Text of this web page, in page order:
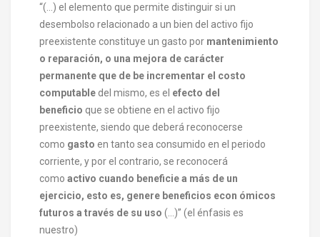
“(…) el elemento que permite distinguir si un
desembolso relacionado a un bien del activo fijo
preexistente constituye un gasto por mantenimiento
o reparación, o una mejora de carácter
permanente que de be incrementar el costo
computable del mismo, es el efecto del
beneficio que se obtiene en el activo fijo
preexistente, siendo que deberá reconocerse
como gasto en tanto sea consumido en el periodo
corriente, y por el contrario, se reconocerá
como activo cuando beneficie a más de un
ejercicio, esto es, genere beneficios econ ómicos
futuros a través de su uso (…)” (el énfasis es
nuestro)